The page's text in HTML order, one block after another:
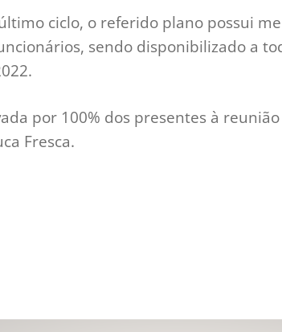
ciclo, o referido plano possui
sendo disponibilizado a
por 100% dos presentes à
Fresca.